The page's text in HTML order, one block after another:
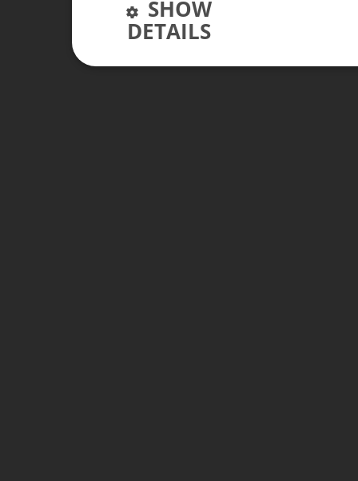
SHOW
DETAILS